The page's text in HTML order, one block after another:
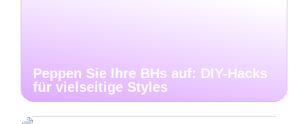
Peppen Sie Ihre BHs auf: DIY-Hacks
für vielseitige Styles